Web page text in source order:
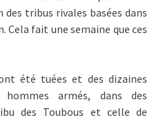
tribus rivales basées dans
fait une semaine que ces
été tuées et des dizaines
armés, dans des
des Toubous et celle de